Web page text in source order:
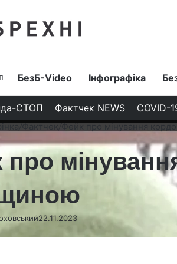
БезБ-Video Інфографіка
СТОП Фактчек NEWS COVID-
/Фактчек/Фейк про мінування
22.11.2023